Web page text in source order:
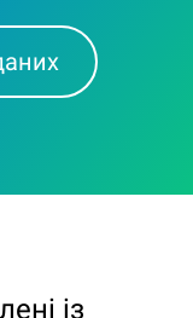
із